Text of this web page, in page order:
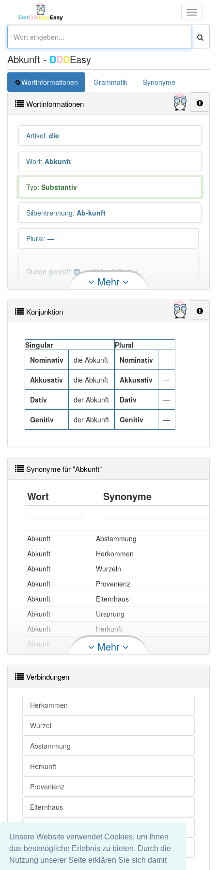
Unsere Website verwendet Cookies, um Ihnen
das bestmögliche Erlebnis zu bieten. Durch die
Nutzung unserer Seite erklären Sie sich damit
Toggle
Abkunft - DDDEasy
Wortinformationen Grammatik Synonyme
Wortinformationen
Artikel: die
Wort: Abkunft
Typ: Substantiv
Silbentrennung: Ab•kunft
Plural: —
Duden geprüft: Abkunft Duden
PowerIndex:3
Häufigkeit: 4 von 10
Wörter mit Endung -abkunft : 1
Wörter mit Endung -abkunft
aber mit einem anderen
Artikeldie: 0
korrekt erraten.
Mehr
Konjunktion
Singular
Nominativ
die Abkunft
Akkusativ die Abkunft
Dativ der Abkunft
Genitiv der Abkunft
Plural
Nominativ
—
Akkusativ —
Dativ —
Genitiv —
Synonyme für "Abkunft"
Wort Synonyme
Abkunft
Abstammung
Abkunft
Herkommen
Abkunft
Wurzeln
Abkunft
Provenienz
Abkunft
Elternhaus
Abkunft
Ursprung
Abkunft
Herkunft
Abkunft
Geburt
Abkunft openthesaurus
Mehr
Verbindungen
Herkommen
Wurzel
Abstammung
Herkunft
Provenienz
Elternhaus
Ursprung